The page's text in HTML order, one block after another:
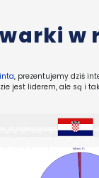
w
, prezentujemy dziś
jest liderem, ale są i